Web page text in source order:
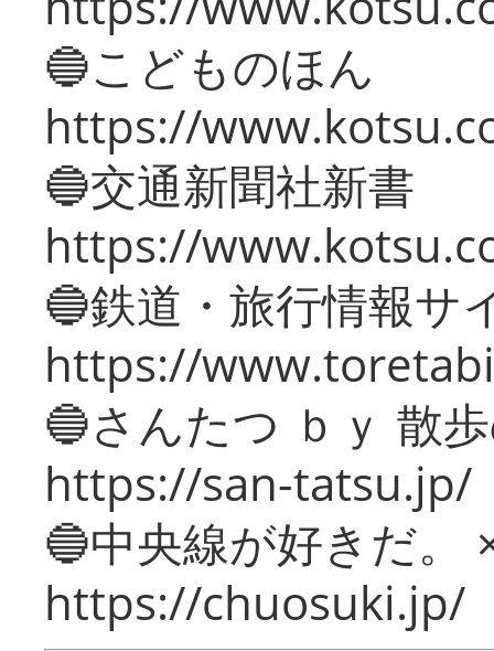
🔵こどものほん
https://
🔵交通新聞社新書
https://
🔵鉄道・旅行情報サ
https://
🔵さんたつ ｂｙ 散
https://san-tatsu.jp/
🔵中央線が好きだ。
https://chuosuki.jp/